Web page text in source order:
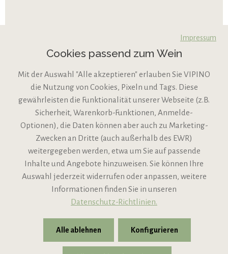
VIPINO Service
Informationen
Support
Impressum
Cookies passend zum Wein
Mit der Auswahl "Alle akzeptieren" erlauben Sie VIPINO
die Nutzung von Cookies, Pixeln und Tags. Diese
gewährleisten die Funktionalität unserer Webseite (z.B.
Sicherheit, Warenkorb-Funktionen, Anmelde-
Optionen), die Daten können aber auch zu Marketing-
Zwecken an Dritte (auch außerhalb des EWR)
weitergegeben werden, etwa um Sie auf passende
Inhalte und Angebote hinzuweisen. Sie können Ihre
Auswahl jederzeit widerrufen oder anpassen, weitere
Informationen finden Sie in unseren
Datenschutz-Richtlinien.
Alle ablehnen Konfigurieren